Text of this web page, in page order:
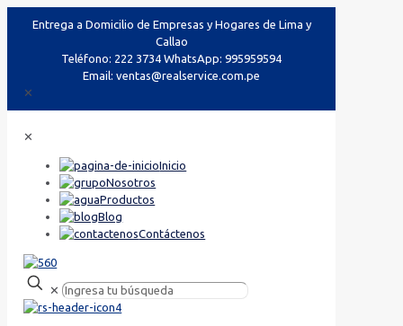
Entrega a Domicilio de Empresas y Hogares de Lima y
Callao
Teléfono: 222 3734 WhatsApp: 995959594
Email: ventas@realservice.com.pe
✕
✕
Inicio
Nosotros
Productos
Blog
Contáctenos
✕